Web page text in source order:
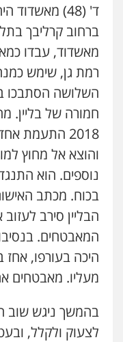
עו"ד
פלילי
עו"ד
פלילי
עו"ד
עו"ד
ד' (48)
רמת גן, שימש
השלושה הסתבכו
2018 התעמת
והוצא אל מחוץ
נוספים. הוא
בכוח. מכתב
הבליין סירב
המאבטחים.
היכה בעורפו, אחז
מעליו. מאבטחים
בהמשך ניגש שוב
לצעוק ולקלל,